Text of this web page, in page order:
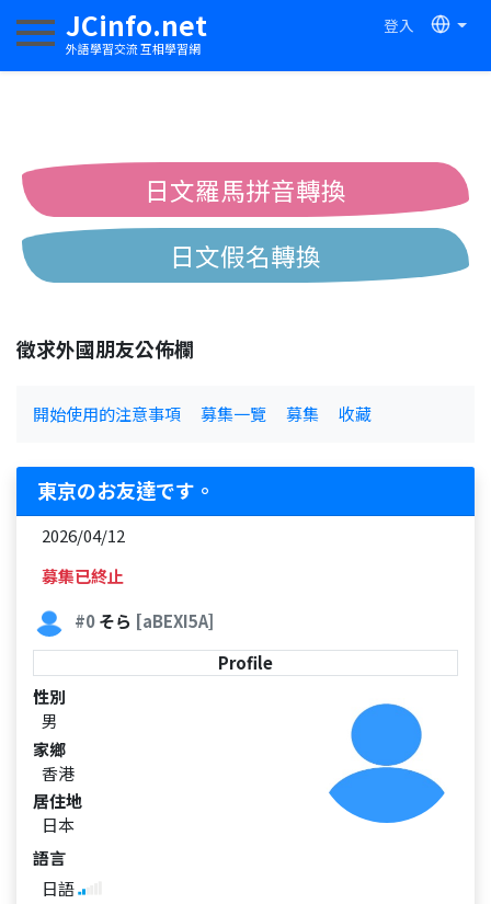
JCinfo.net
外語學習交流 互相學習網
登入
切換導航
日文羅馬拼音轉換
日文假名轉換
徵求外國朋友公佈欄
開始使用的注意事項 募集一覽 募集 收藏
東京のお友達です。
2026/04/12
募集已終止
#0そら [aBEXI5A]
Profile
性別
男
家鄉
香港
居住地
日本
語言
日語